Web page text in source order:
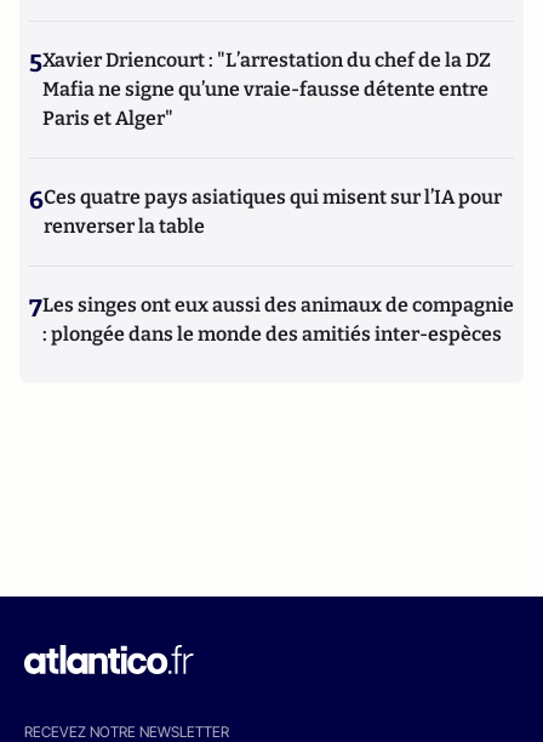
5Xavier Driencourt : "L’arrestation du chef de la DZ
Mafia ne signe qu’une vraie-fausse détente entre
Paris et Alger"
6Ces quatre pays asiatiques qui misent sur l’IA pour
renverser la table
7Les singes ont eux aussi des animaux de compagnie
: plongée dans le monde des amitiés inter-espèces
RECEVEZ NOTRE NEWSLETTER